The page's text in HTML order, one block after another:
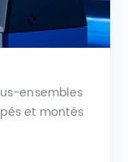
ensembles
et montés